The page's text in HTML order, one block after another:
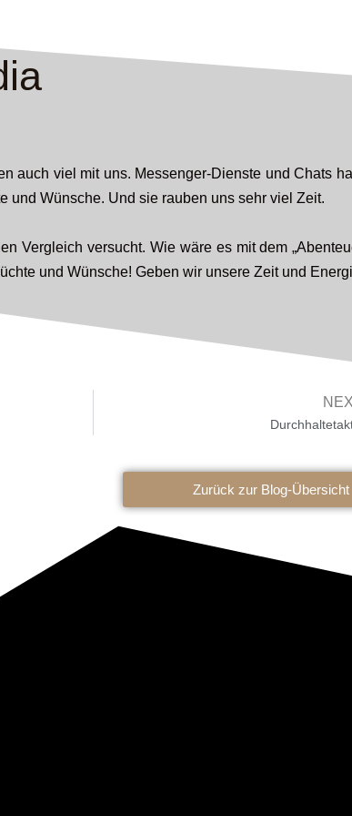
auch viel mit uns. Messenger-Dienste und Chats
und Wünsche. Und sie rauben uns sehr viel Zeit.
Vergleich versucht. Wie wäre es mit dem
und Wünsche! Geben wir unsere Zeit und
Zurück zur Blog-Übersicht